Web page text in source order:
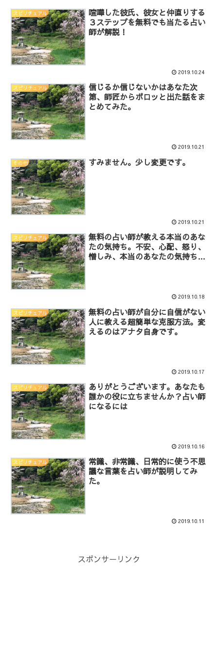
スピリチュアル
喧嘩した彼氏、彼女と仲直りする
３ステップを無料でも当たる占い
師が解説！
2019.10.24
スピリチュアル
信じるか信じないかはあなた次
第、師匠からポロッと出た話をま
とめてみた。
2019.10.21
その他 すみません。少し変更です。
2019.10.21
スピリチュアル
無料の占い師が教える本当のあな
たの気持ち。不安、心配、怒り、
憎しみ、本当のあなたの気持ちは
2019.10.18
スピリチュアル
無料の占い師が自分に自信がない
人に教える超簡単な克服方法。変
えるのはアナタ自身です。
2019.10.17
スピリチュアル
ありがとうございます。あなたも
誰かの役に立ちませんか？占い師
になるには
2019.10.16
スピリチュアル
常識、非常識、日常的に使う不思
議な言葉を占い師が説明してみ
た。
2019.10.11
スポンサーリンク